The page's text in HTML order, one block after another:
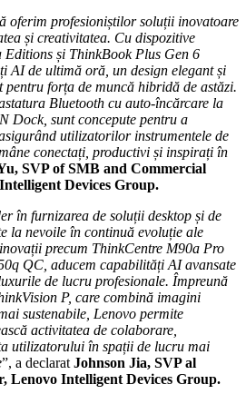
oferim profesioniștilor soluții inovatoare
și creativitatea. Cu dispozitive
și ThinkBook Plus Gen 6
AI de ultimă oră, un design elegant și
pentru forța de muncă hibridă de astăzi.
Bluetooth cu auto-încărcare la
Dock, sunt concepute pentru a
utilizatorilor instrumentele de
conectați, productivi și inspirați în
SVP of SMB and Commercial
Devices Group.
în furnizarea de soluții desktop și de
la nevoile în continuă evoluție ale
precum ThinkCentre M90a Pro
QC, aducem capabilități AI avansate
de lucru profesionale. Împreună
P, care combină imagini
sustenabile, Lenovo permite
activitatea de colaborare,
utilizatorului în spații de lucru mai
”, a declarat Johnson Jia, SVP al
Lenovo Intelligent Devices Group.